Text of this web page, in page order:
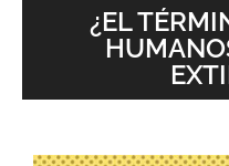
¿EL